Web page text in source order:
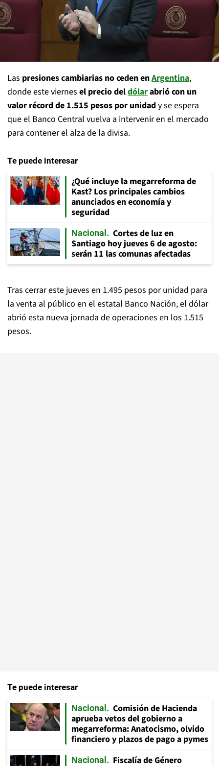
Las presiones cambiarias no ceden enArgentina,
donde este viernes el precio deldólarabrió con un
valor récord de 1.515 pesos por unidady se espera
que el Banco Central vuelva a intervenir en el mercado
para contener el alza de la divisa.
Te puede interesar
¿Qué incluye la megarreforma de
Kast? Los principales cambios
anunciados en economía y
seguridad
Nacional
Cortes de luz en
Santiago hoy jueves 6 de agosto:
serán 11 las comunas afectadas
Tras cerrar este jueves en 1.495 pesos por unidad para
la venta al público en el estatal Banco Nación, el dólar
abrió esta nueva jornada de operaciones en los 1.515
pesos.
Te puede interesar
Nacional
Comisión de Hacienda
aprueba vetos del gobierno a
megarreforma: Anatocismo, olvido
financiero y plazos de pago a pymes
Nacional
Fiscalía de Género